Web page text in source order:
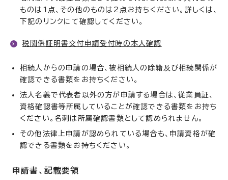
ものは1点、その他のものは2点お持ちください。詳しくは、
下記のリンクにて確認してください。
税関係証明書交付申請受付時の本人確認
相続人からの申請の場合、被相続人の除籍及び相続関係が
確認できる書類をお持ちください。
法人名義で代表者以外の方が申請する場合は、従業員証、
資格確認書等所属していることが確認できる書類をお持ち
ください。名刺は所属確認書類として認められません。
その他法律上申請が認められている場合も、申請資格が確
認できる書類をお持ちください。
申請書、記載要領